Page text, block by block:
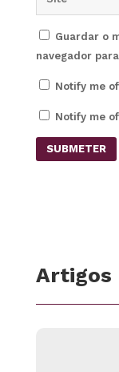
Guardar o
navegador
Notify me
Notify me
SUBMETER
Artigos